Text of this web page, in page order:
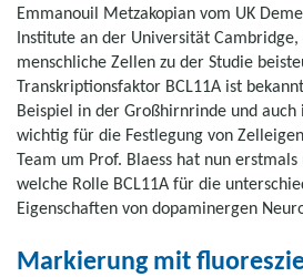
Emmanouil Metzakopian vom UK
Institute an der Universität
menschliche Zellen zu der Studie
Transkriptionsfaktor BCL11A ist
Beispiel in der Großhirnrinde und auch
wichtig für die Festlegung von
Team um Prof. Blaess hat nun
welche Rolle BCL11A für die
Eigenschaften von dopaminergen
Markierung mit